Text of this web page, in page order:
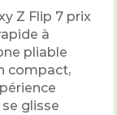
Z Flip 7 prix
à
pliable
compact,
glisse